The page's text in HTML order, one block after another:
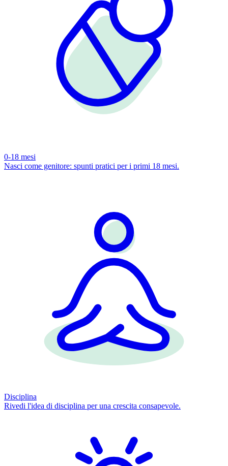
0-18 mesi
Nasci come genitore: spunti pratici per i primi 18 mesi.
Disciplina
Rivedi l'idea di disciplina per una crescita consapevole.